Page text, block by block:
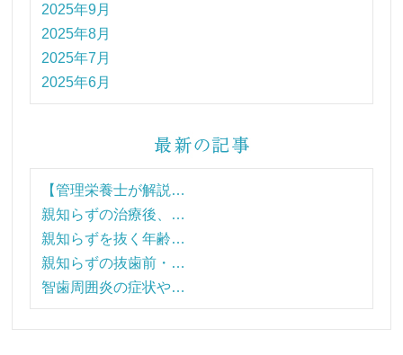
2025年9月
2025年8月
2025年7月
2025年6月
【管理栄養士が解説…
親知らずの治療後、…
親知らずを抜く年齢…
親知らずの抜歯前・…
智歯周囲炎の症状や…